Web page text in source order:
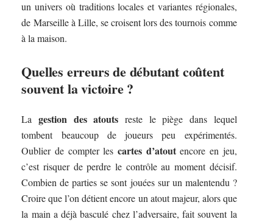
un univers où traditions locales et variantes régionales,
de Marseille à Lille, se croisent lors des tournois comme
à la maison.
Quelles erreurs de débutant coûtent
souvent la victoire ?
Lagestion des atouts reste le piège dans lequel
tombent beaucoup de joueurs peu expérimentés.
Oublier de compter les cartes d’atoutencore en jeu,
c’est risquer de perdre le contrôle au moment décisif.
Combien de parties se sont jouées sur un malentendu ?
Croire que l’on détient encore un atout majeur, alors que
la main a déjà basculé chez l’adversaire, fait souvent la